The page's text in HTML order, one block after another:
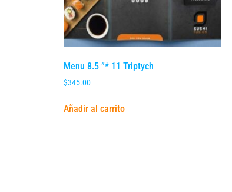
Menu 8.5 ”* 11 Triptych
$345.00
Añadir al carrito